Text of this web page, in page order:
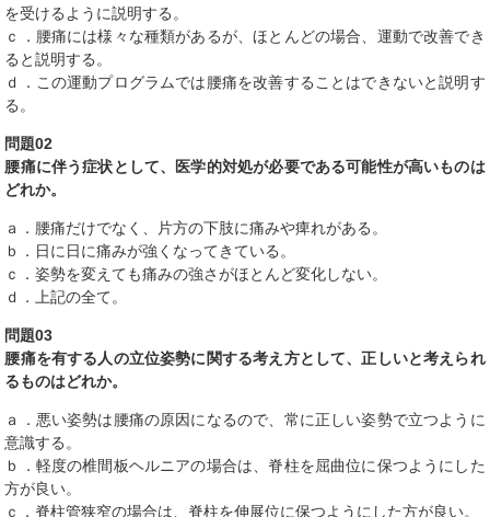
を受けるように説明する。
ｃ．腰痛には様々な種類があるが、ほとんどの場合、運動で改善でき
ると説明する。
ｄ．この運動プログラムでは腰痛を改善することはできないと説明す
る。
問題02
腰痛に伴う症状として、医学的対処が必要である可能性が高いものは
どれか。
ａ．腰痛だけでなく、片方の下肢に痛みや痺れがある。
ｂ．日に日に痛みが強くなってきている。
ｃ．姿勢を変えても痛みの強さがほとんど変化しない。
ｄ．上記の全て。
問題03
腰痛を有する人の立位姿勢に関する考え方として、正しいと考えられ
るものはどれか。
ａ．悪い姿勢は腰痛の原因になるので、常に正しい姿勢で立つように
意識する。
ｂ．軽度の椎間板ヘルニアの場合は、脊柱を屈曲位に保つようにした
方が良い。
ｃ．脊柱管狭窄の場合は、脊柱を伸展位に保つようにした方が良い。